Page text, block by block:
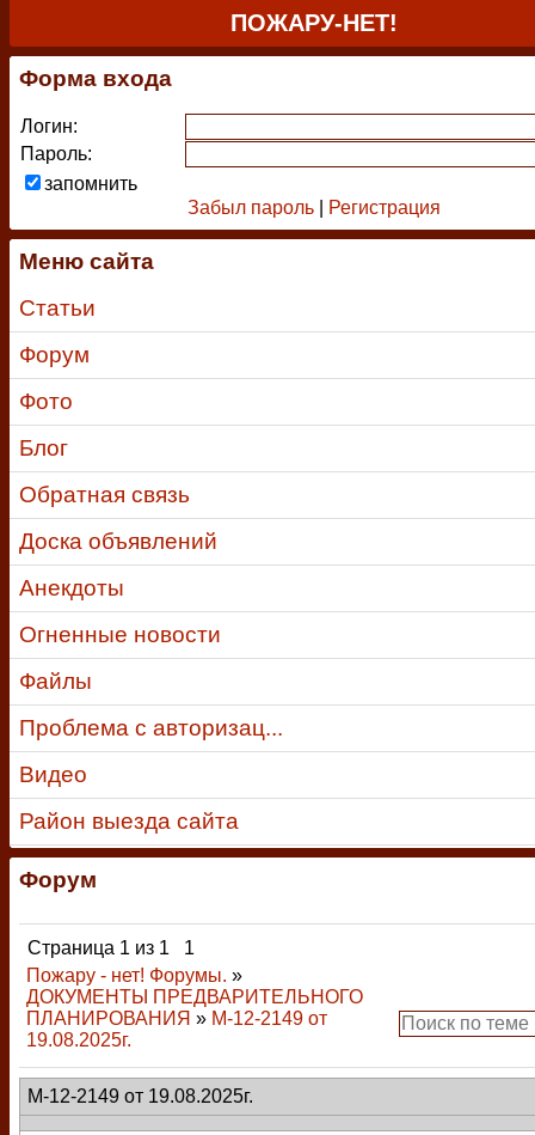
ПОЖАРУ-НЕТ!
Форма входа
Логин:
Пароль:
запомнить
Забыл пароль
Регистрация
Меню сайта
Статьи
Форум
Фото
Блог
Обратная связь
Доска объявлений
Анекдоты
Огненные новости
Файлы
Проблема с авторизац...
Видео
Район выезда сайта
Форум
Страница 1 из 1
1
Пожару - нет! Форумы. »
ДОКУМЕНТЫ ПРЕДВАРИТЕЛЬНОГО
ПЛАНИРОВАНИЯ » М-12-2149 от
19.08.2025г.
М-12-2149 от 19.08.2025г.